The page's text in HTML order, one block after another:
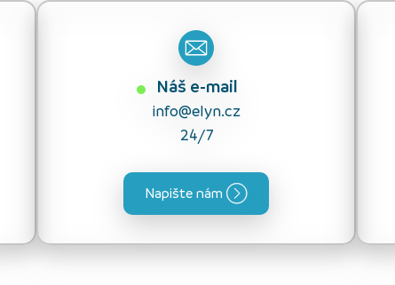
Náš e-mail
info@elyn.cz
24/7
Napište nám